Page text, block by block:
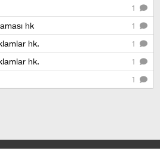
1
1
hk
1
hk.
1
hk.
1